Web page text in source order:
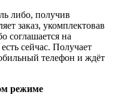
либо, получив
заказ, укомплектовав
соглашается на
сейчас. Получает
телефон и ждёт
режиме